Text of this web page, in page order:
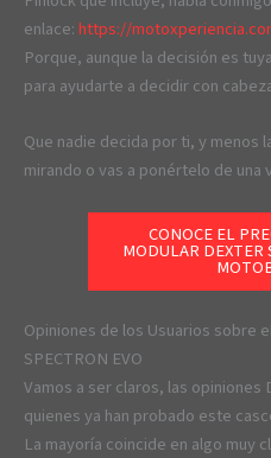
enlace:https://
Porque, aunque la decisión es
para ayudarte a decidir con
Que nadie decida por ti, y menos
mirando o vas a ponértelo de una
CONOCE EL
MODULAR DEXTER
Opiniones de los Usuarios sobre
SPECTRON EVO
Vamos a ser claros, las opiniones
quienes ya han probado este
La mayoría coincide en algo muy